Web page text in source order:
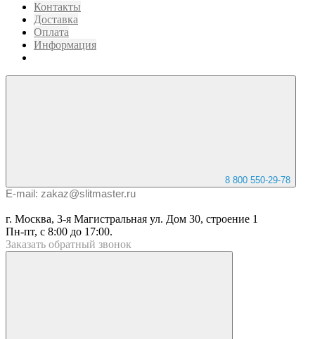
Контакты
Доставка
Оплата
Информация
8 800 550-29-78
E-mail: zakaz@slitmaster.ru
г. Москва, 3-я Магистральная ул. Дом 30, строение 1
Пн-пт, с 8:00 до 17:00.
Заказать обратный звонок